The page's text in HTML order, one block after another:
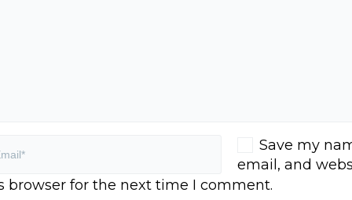
Save my
email, and
browser for the next time I comment.